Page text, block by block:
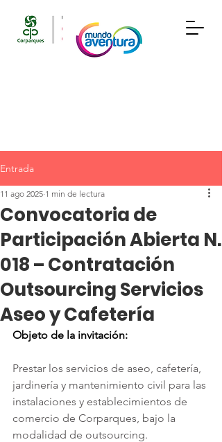
Entrada
Convocatoria de
Participación Abierta N.
018 – Contratación
Outsourcing Servicios
Aseo y Cafetería
11 ago 2025 1 min de lectura
Objeto de la invitación:
Prestar los servicios de aseo, cafetería,
jardinería y mantenimiento civil para las
instalaciones y establecimientos de
comercio de Corparques, bajo la
modalidad de outsourcing.